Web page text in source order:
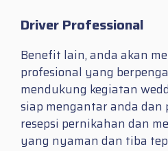
Driver Professional
Benefit lain, anda akan
profesional yang
mendukung kegiatan
siap mengantar anda dan
resepsi pernikahan dan
yang nyaman dan tiba